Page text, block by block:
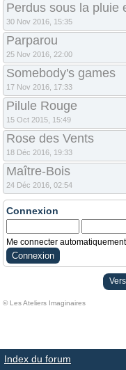
Perdus sous la pluie
30 Nov 2016, 15:35
Parparou
25 Nov 2016, 22:00
Somebody's games
17 Nov 2016, 17:33
Pilule Rouge
15 Oct 2015, 15:49
Rose des Vents
18 Déc 2016, 19:33
Maître-Bois
24 Déc 2016, 02:54
Connexion
Me connecter
© Les Ateliers Imaginaires
Index du forum